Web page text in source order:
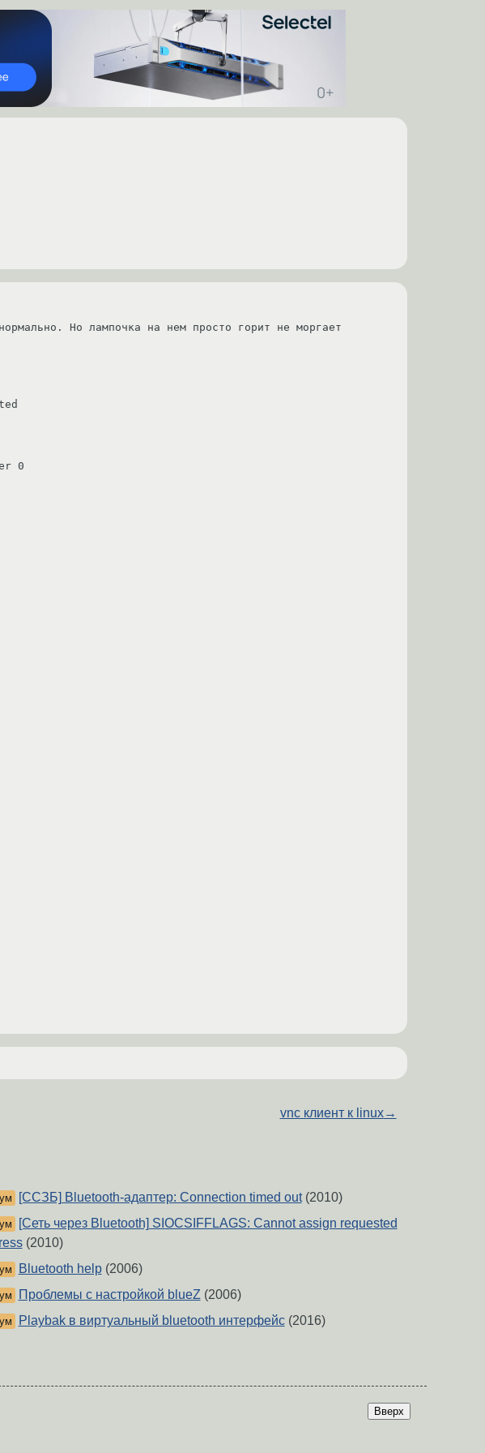
Но лампочка на нем просто горит не моргает
0
vnc клиент к linux→
[ССЗБ] Bluetooth-адаптер: Connection timed out(2010)
[Сеть через Bluetooth] SIOCSIFFLAGS: Cannot assign requested
(2010)
Bluetooth help(2006)
Проблемы с настройкой blueZ (2006)
Playbak в виртуальный bluetooth интерфейс(2016)
Вверх